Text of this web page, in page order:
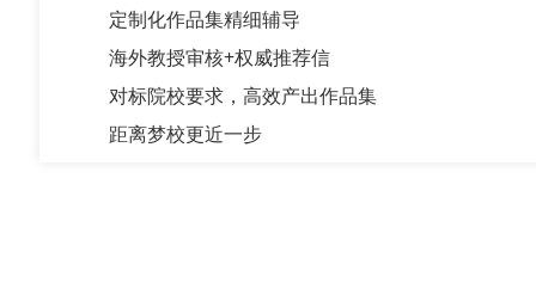
定制化作品集精细辅导
海外教授审核+权威推荐信
对标院校要求，高效产出作品集
距离梦校更近一步